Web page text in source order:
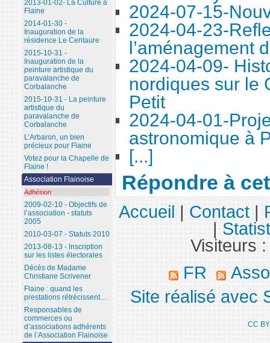
2024-07-15-
2024-04-23-
l’aménagement
2024-04-09-
nordiques sur le
Petit
2024-04-01-
astronomique à
[...]
Répondre à
2013-01-02- La Culture à
Flaine
2014-01-30 -
Inauguration de la
résidence Le Centaure
2015-10-31 -
Inauguration de la
peinture artistique du
paravalanche de
Corbalanche
2015-10-31 - La peinture
artistique du
paravalanche de
Corbalanche
L’Arbaron, un bien
précieux pour Flaine
Votez pour la Chapelle de
Flaine !
Association Flainoise
Adhésion
2009-02-10 - Objectifs de
l’association - statuts
2005
2010-03-07 - Statuts 2010
2013-08-13 - Inscription
sur les listes électorales
Décès de Madame
Christiane Scrivener
Flaine : quand les
prestations rétrécissent…
Responsables de
commerces ou
d’associations adhérents
de l’Association Flainoise
Accueil|Contact|
|
Visiteurs
FR
Site réalisé avec
CC